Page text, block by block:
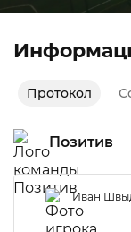
Протокол
Позитив
Иван